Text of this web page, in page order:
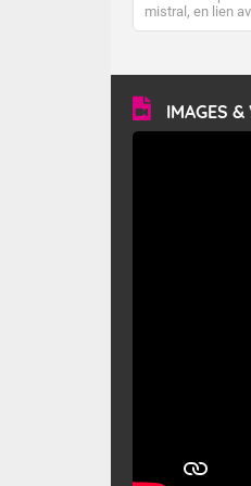
mistral, en lien
forêt. Mais
vitesse
en rafales,
du Rhône et la
méditerranéen à
IMAGES &